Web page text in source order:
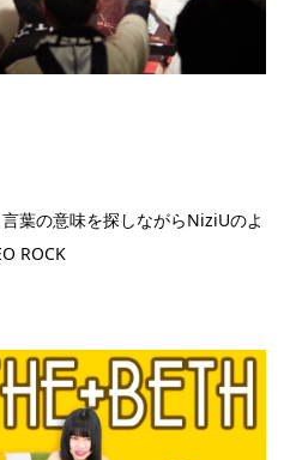
葉の意味を探しながらNiziUのよ
ROCK